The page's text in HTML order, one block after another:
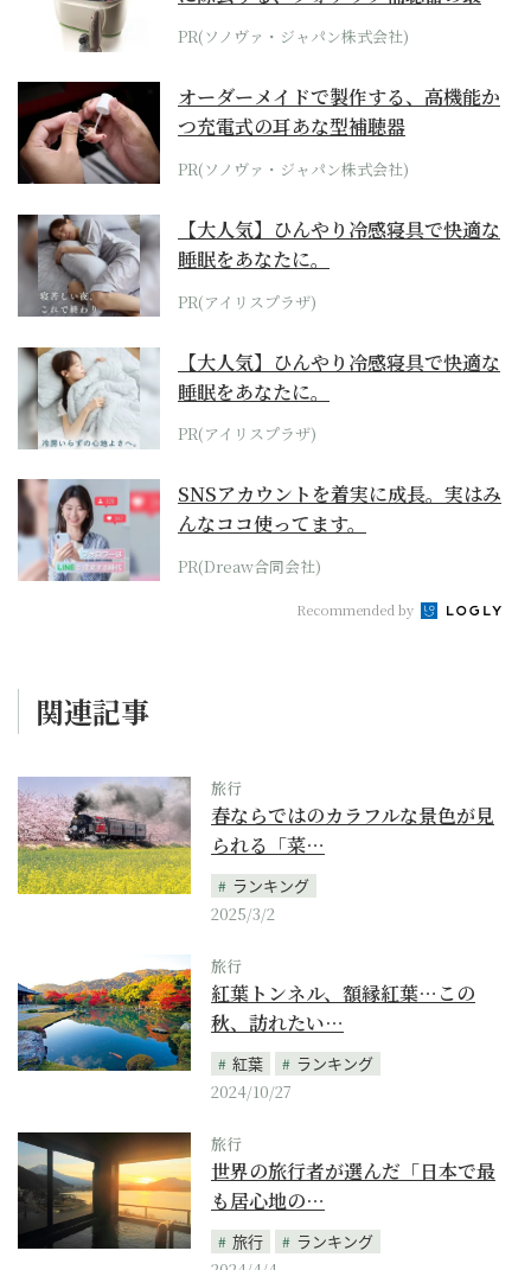
位モデル
PR(ソノヴァ・ジャパン株式会社)
オーダーメイドで製作する、高機能か
つ充電式の耳あな型補聴器
PR(ソノヴァ・ジャパン株式会社)
【大人気】ひんやり冷感寝具で快適な
睡眠をあなたに。
PR(アイリスプラザ)
【大人気】ひんやり冷感寝具で快適な
睡眠をあなたに。
PR(アイリスプラザ)
SNSアカウントを着実に成長。実はみ
んなココ使ってます。
PR(Dreaw合同会社)
Recommended by
関連記事
旅行
春ならではのカラフルな景色が見
られる「菜…
ランキング
2025/3/2
旅行
紅葉トンネル、額縁紅葉…この
秋、訪れたい…
紅葉
ランキング
2024/10/27
旅行
世界の旅行者が選んだ「日本で最
も居心地の…
旅行
ランキング